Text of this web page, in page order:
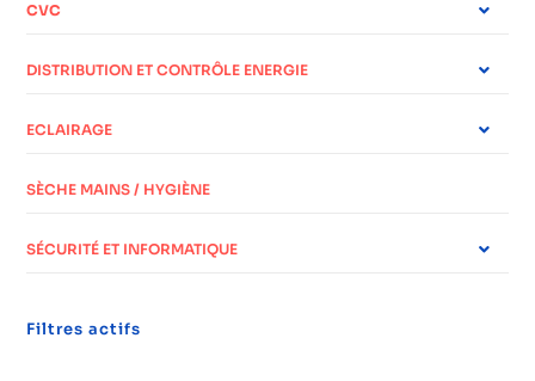
CVC
DISTRIBUTION ET CONTRÔLE ENERGIE
ECLAIRAGE
SÈCHE MAINS / HYGIÈNE
SÉCURITÉ ET INFORMATIQUE
Filtres actifs